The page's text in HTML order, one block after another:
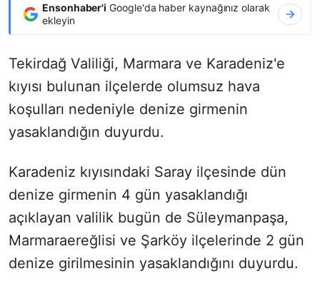
Ensonhaber'i Google'da haber kaynağınız olarak
ekleyin
Tekirdağ Valiliği, Marmara ve Karadeniz'e
kıyısı bulunan ilçelerde olumsuz hava
koşulları nedeniyle denize girmenin
yasaklandığın duyurdu.
Karadeniz kıyısındaki Saray ilçesinde dün
denize girmenin 4 gün yasaklandığı
açıklayan valilik bugün de Süleymanpaşa,
Marmaraereğlisi ve Şarköy ilçelerinde 2 gün
denize girilmesinin yasaklandığını duyurdu.